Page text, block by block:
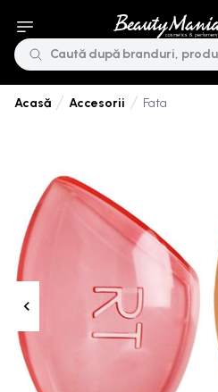
Acasă Accesorii Fata